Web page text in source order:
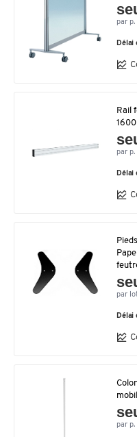
par p.
Délai
Rail
par p.
Délai
par
Délai
par p.